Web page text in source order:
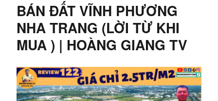
NGỌC
NHATRANG,
CÒN
SÓT
1
NGANG
8M
GIÁ
BÁN ĐẤT VĨNH PHƯƠNG
NHA TRANG (LỜI TỪ KHI
MUA ) | HOÀNG GIANG TV